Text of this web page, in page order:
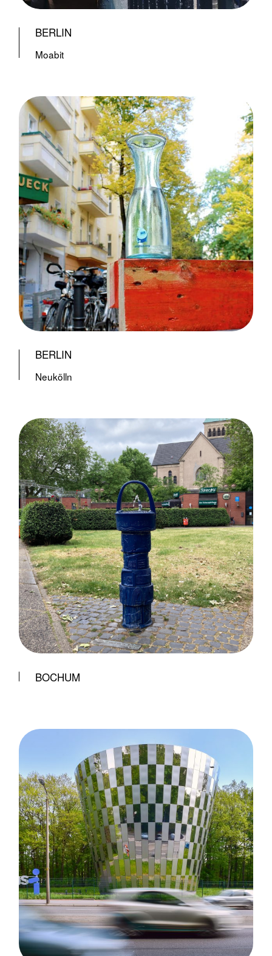
BERLIN
Moabit
BERLIN
Neukölln
BOCHUM